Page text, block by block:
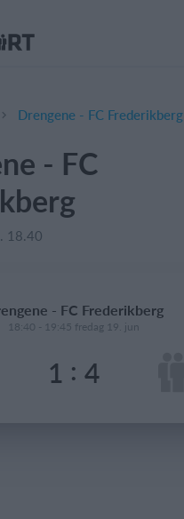
Drengene - FC Frederikberg
- FC
18.40
- FC Frederikberg
18:40 - 19:45 fredag 19. jun
1 : 4